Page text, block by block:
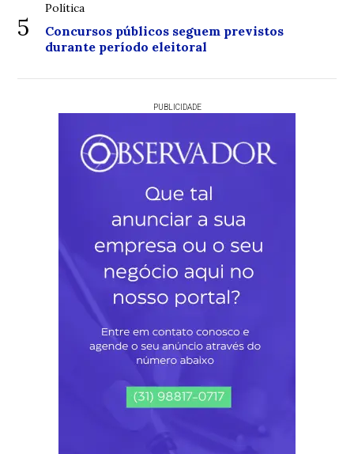
5
Política
Concursos públicos seguem previstos
durante período eleitoral
PUBLICIDADE